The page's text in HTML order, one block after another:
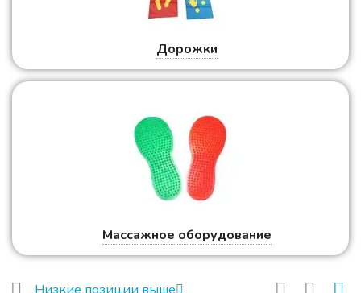
Дорожки
Массажное оборудование